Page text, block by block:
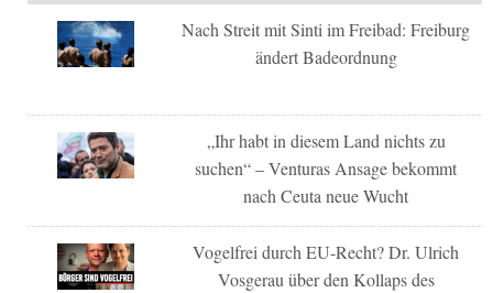
Nach Streit mit Sinti im Freibad: Freiburg
ändert Badeordnung
„Ihr habt in diesem Land nichts zu
suchen“ – Venturas Ansage bekommt
nach Ceuta neue Wucht
Vogelfrei durch EU-Recht? Dr. Ulrich
Vosgerau über den Kollaps des